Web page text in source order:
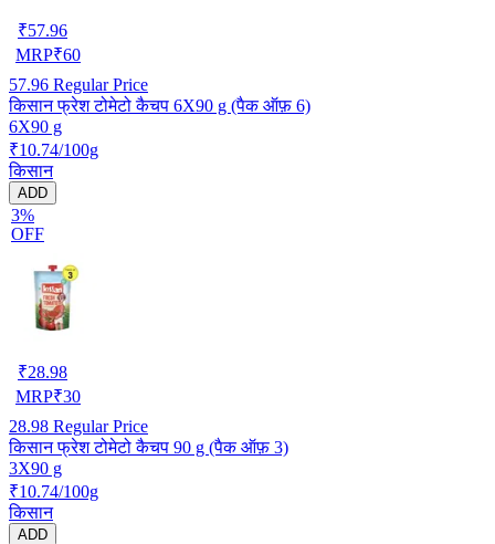
₹57.96
MRP₹60
57.96 Regular Price
किसान फ्रेश टोमेटो कैचप 6X90 g (पैक ऑफ़ 6)
6X90 g
₹10.74/100g
किसान
ADD
3%
OFF
₹28.98
MRP₹30
28.98 Regular Price
किसान फ्रेश टोमेटो कैचप 90 g (पैक ऑफ़ 3)
3X90 g
₹10.74/100g
किसान
ADD